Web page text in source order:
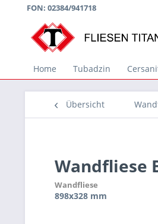
FON: 02384/941718
Home Tubadzin
Übersicht
Wandfliese
Wandfliese
898x328 mm